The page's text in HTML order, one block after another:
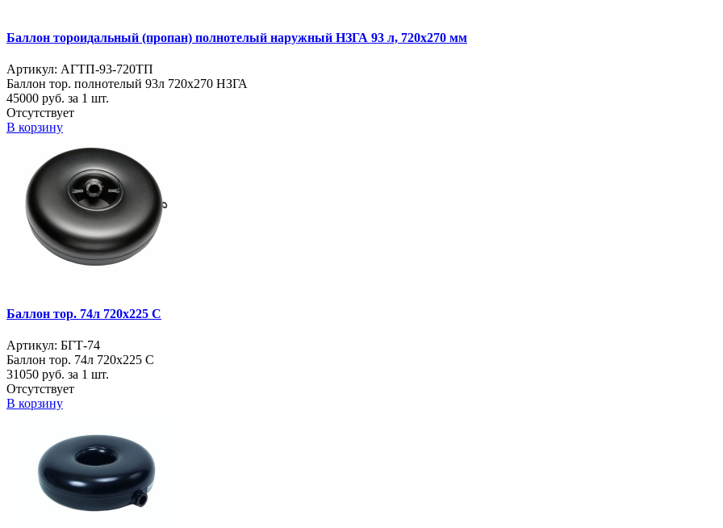
Баллон тороидальный (пропан) полнотелый наружный НЗГА 93 л, 720х270 мм
Артикул: АГТП-93-720ТП
Баллон тор. полнотелый 93л 720х270 НЗГА
45000 руб. за 1 шт.
Отсутствует
В корзину
Баллон тор. 74л 720х225 С
Артикул: БГТ-74
Баллон тор. 74л 720х225 С
31050 руб. за 1 шт.
Отсутствует
В корзину